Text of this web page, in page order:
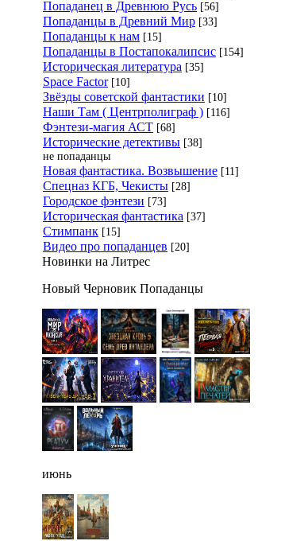
Попаданец в Древнюю Русь [56]
Попаданцы в Древний Мир [33]
Попаданцы к нам [15]
Попаданцы в Постапокалипсис [154]
Историческая литература [35]
Space Factor [10]
Звёзды советской фантастики [10]
Наши Там ( Центрполиграф ) [116]
Фэнтези-магия АСТ [68]
Исторические детективы [38]
не попаданцы
Новая фантастика. Возвышение [11]
Спецназ КГБ, Чекисты [28]
Городское фэнтези [73]
Историческая фантастика [37]
Стимпанк [15]
Видео про попаданцев [20]
Новинки на Литрес
Новый Черновик Попаданцы
июнь